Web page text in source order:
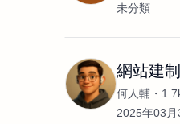
未分類
網站建
何人輔
2025年03